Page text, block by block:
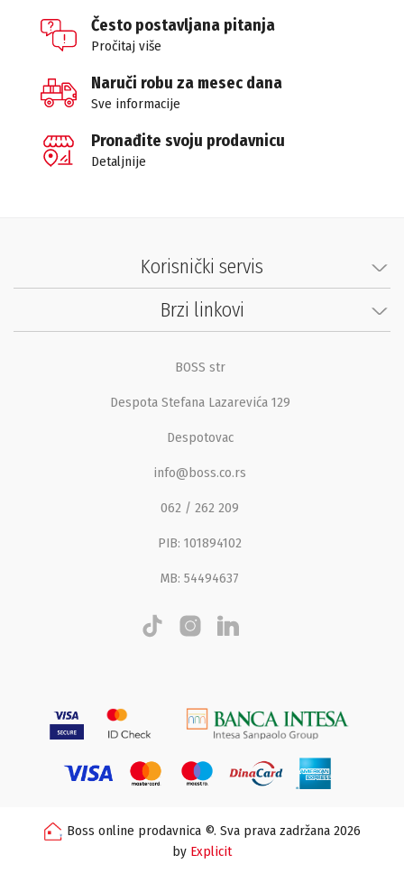
Često postavljana pitanja
Pročitaj više
Naruči robu za mesec dana
Sve informacije
Pronađite svoju prodavnicu
Detaljnije
Korisnički servis
Brzi linkovi
BOSS str
Despota Stefana Lazarevića 129
Despotovac
info@boss.co.rs
062 / 262 209
PIB: 101894102
MB: 54494637
Boss online prodavnica ©. Sva prava zadržana 2026
by Explicit